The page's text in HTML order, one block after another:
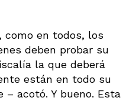
como en todos, los
deben probar su
la que deberá
están en todo su
– acotó. Y bueno. Esta